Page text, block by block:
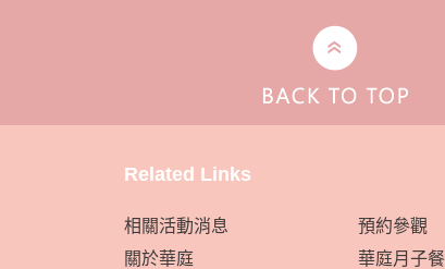
Related Links
相關活動消息
預約參觀
關於華庭
華庭月子餐